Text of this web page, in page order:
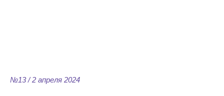
№13 / 2 апреля 2024